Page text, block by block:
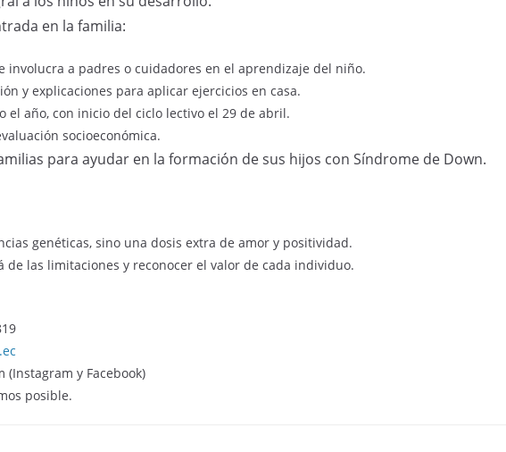
en la familia:
involucra a padres o cuidadores en el aprendizaje del niño.
y explicaciones para aplicar ejercicios en casa.
el año, con inicio del ciclo lectivo el 29 de abril.
socioeconómica.
para ayudar en la formación de sus hijos con Síndrome de Down.
genéticas, sino una dosis extra de amor y positividad.
de las limitaciones y reconocer el valor de cada individuo.
(Instagram y Facebook)
posible.